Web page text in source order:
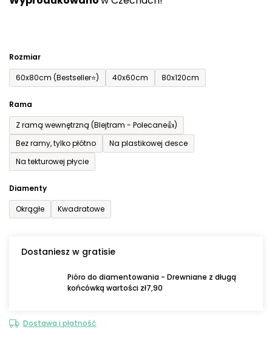
Rozmiar
60x80cm (Bestseller⭐)
40x60cm 80x120cm
Rama
Z ramą wewnętrzną (Blejtram - Polecane👍)
Bez ramy, tylko płótno
Na plastikowej desce
Na tekturowej płycie
Diamenty
Okrągłe
Kwadratowe
Dostaniesz w gratisie
Pióro do diamentowania - Drewniane z długą
końcówką wartości zł7,90
Dostawa i płatność